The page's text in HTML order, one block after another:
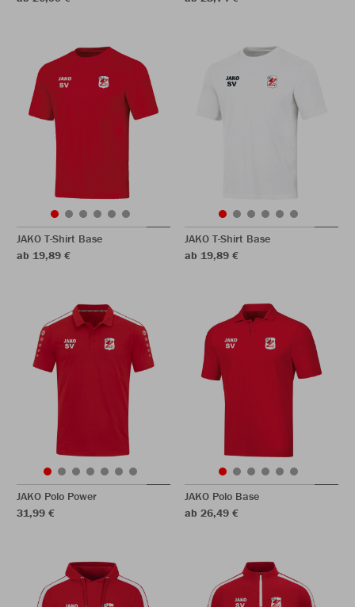
JAKO T-Shirt Base
ab 19,89 €
JAKO T-Shirt Base
ab 19,89 €
JAKO Polo Power
31,99 €
JAKO Polo Base
ab 26,49 €